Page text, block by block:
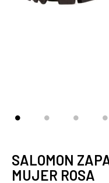
SALOMON
MUJER ROSA